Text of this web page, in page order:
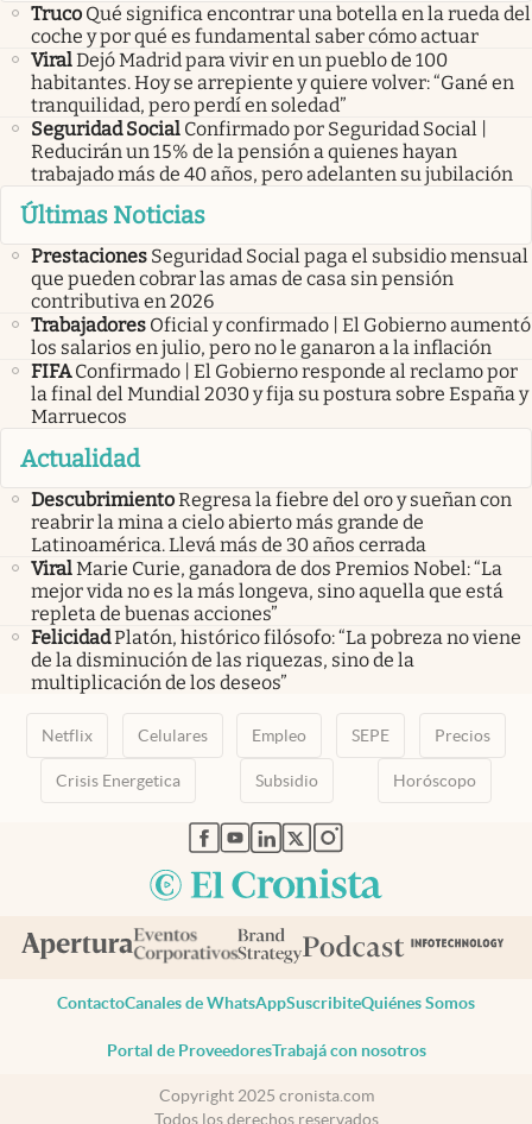
Truco Qué significa encontrar una botella en la rueda del
coche y por qué es fundamental saber cómo actuar
ViralDejó Madrid para vivir en un pueblo de 100
habitantes. Hoy se arrepiente y quiere volver: “Gané en
tranquilidad, pero perdí en soledad”
Seguridad Social Confirmado por Seguridad Social |
Reducirán un 15% de la pensión a quienes hayan
trabajado más de 40 años, pero adelanten su jubilación
Últimas Noticias
Prestaciones Seguridad Social paga el subsidio mensual
que pueden cobrar las amas de casa sin pensión
contributiva en 2026
Trabajadores Oficial y confirmado | El Gobierno aumentó
los salarios en julio, pero no le ganaron a la inflación
FIFA Confirmado | El Gobierno responde al reclamo por
la final del Mundial 2030 y fija su postura sobre España y
Marruecos
Actualidad
DescubrimientoRegresa la fiebre del oro y sueñan con
reabrir la mina a cielo abierto más grande de
Latinoamérica. Llevá más de 30 años cerrada
ViralMarie Curie, ganadora de dos Premios Nobel: “La
mejor vida no es la más longeva, sino aquella que está
repleta de buenas acciones”
FelicidadPlatón, histórico filósofo: “La pobreza no viene
de la disminución de las riquezas, sino de la
multiplicación de los deseos”
Netflix Celulares Empleo SEPE Precios
Crisis Energetica Subsidio Horóscopo
abre en nueva pestaña
abre en nueva pestaña
abre en nueva pestaña
abre en nueva pestaña
abre en nueva pestaña
ContactoCanales de WhatsAppSuscribiteQuiénes Somos
Portal de ProveedoresTrabajá con nosotros
Copyright 2025 cronista.com
Todos los derechos reservados